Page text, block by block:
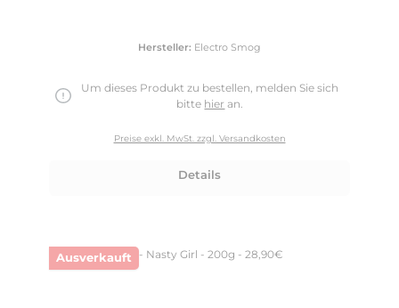
Hersteller: Electro Smog
Um dieses Produkt zu bestellen, melden Sie sich
bitte hier an.
Preise exkl. MwSt. zzgl. Versandkosten
Details
Ausverkauft